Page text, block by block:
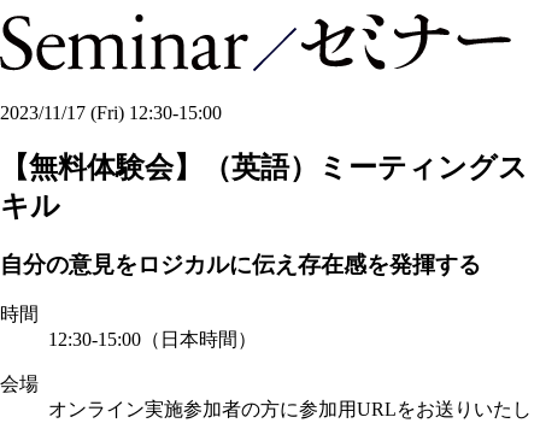
2023/11/17 (Fri) 12:30-15:00
【無料体験会】（英語）ミーティングス
キル
自分の意見をロジカルに伝え存在感を発揮する
時間
12:30-15:00（日本時間）
会場
オンライン実施参加者の方に参加用URLをお送りいたし